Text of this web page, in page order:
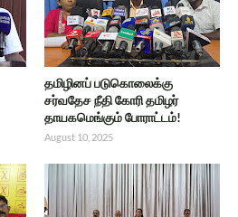
தமிழினப் படுகொலைக்கு
சர்வதேச நீதி கோரி தமிழர்
தாயகமெங்கும் போராட்டம்!
August 10, 2025